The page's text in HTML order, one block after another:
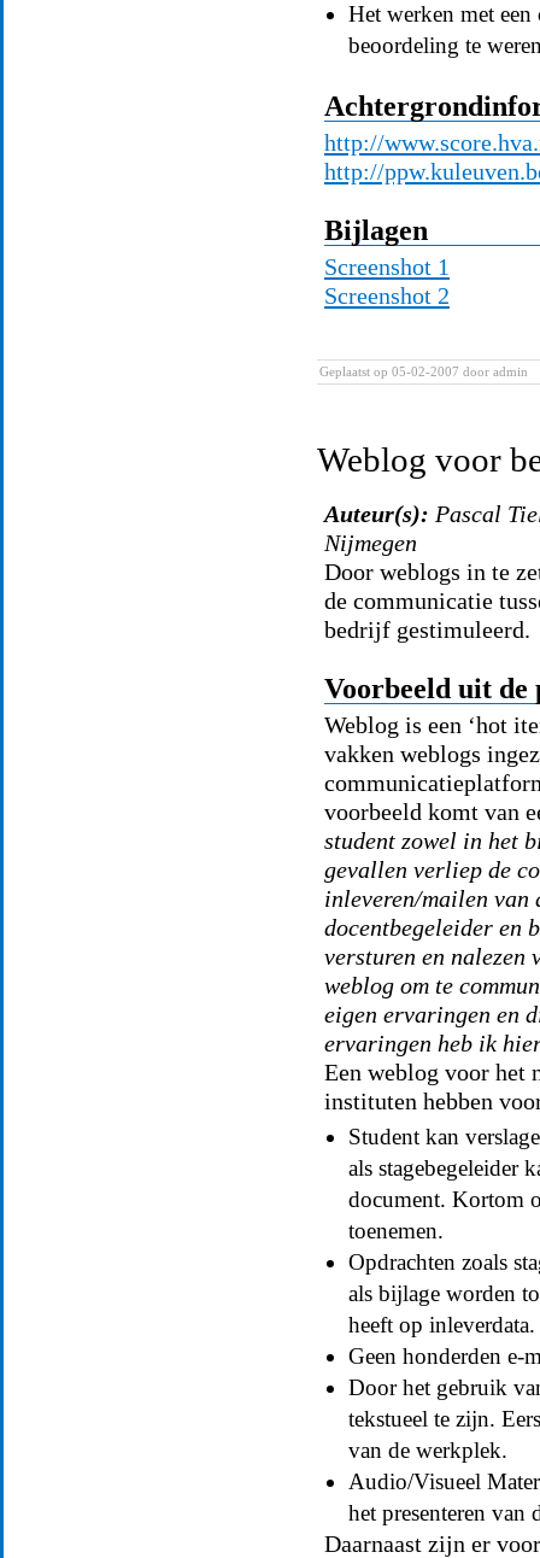
Het werken met een
beoordeling te
http://
http://
Bijlagen
Screenshot 1
Screenshot 2
Geplaatst op 05-02-2007 door admin
Weblog voor
Auteur(s): Pascal
Nijmegen
Door weblogs in te
de communicatie
bedrijf gestimuleerd.
Voorbeeld uit
Weblog is een ‘hot
vakken weblogs
voorbeeld komt van
student zowel in het
gevallen verliep de
inleveren/mailen van
docentbegeleider en
versturen en nalezen
weblog om te
eigen ervaringen en
ervaringen heb ik
Een weblog voor het
instituten hebben
Student kan
als stagebegeleider
document. Kortom
toenemen.
Opdrachten zoals
als bijlage worden
heeft op
Geen honderden e-
Door het gebruik
tekstueel te zijn.
van de werkplek.
Audio/Visueel
het presenteren van
Daarnaast zijn er